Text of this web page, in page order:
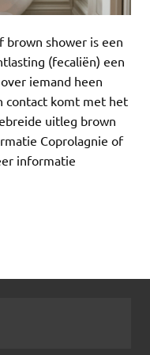
brown shower is een
(fecaliën) een
iemand heen
contact komt met het
uitleg brown
Coprolagnie of
informatie